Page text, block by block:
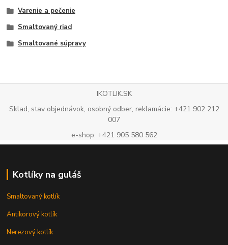
Varenie a pečenie
Smaltovaný riad
Smaltované súpravy
IKOTLIK.SK
Sklad, stav objednávok, osobný odber, reklamácie: +421 902 212
007
e-shop: +421 905 580 562
Kotlíky na guláš
Smaltovaný kotlík
Antikorový kotlík
Nerezový kotlík